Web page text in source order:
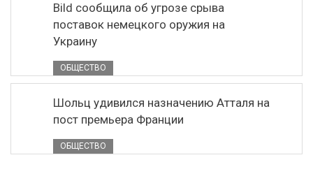
Bild сообщила об угрозе срыва
поставок немецкого оружия на
Украину
ОБЩЕСТВО
Шольц удивился назначению Атталя на
пост премьера Франции
ОБЩЕСТВО